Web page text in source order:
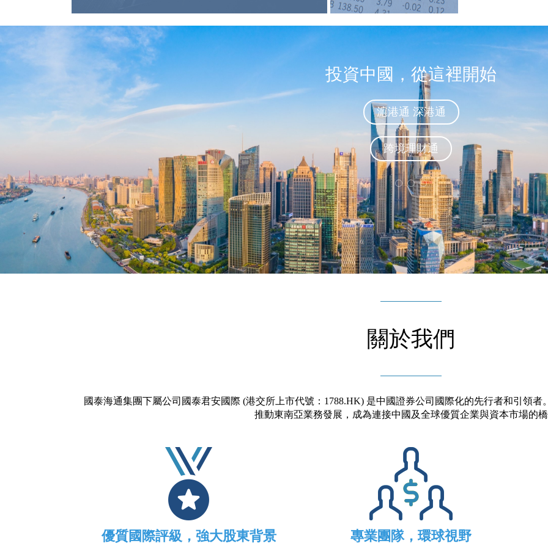
投資中國，從這裡開始
滬港通 深港通
跨境理財通
關於我們
國泰海通集團下屬公司國泰君安國際 (港交所上市代號：1788.HK) 是中國證券公司國際化的先行者和引領
推動東南亞業務發展，成為連接中國及全球優質企業與資本市場的
優質國際評級，強大股東背景 專業團隊，環球視野